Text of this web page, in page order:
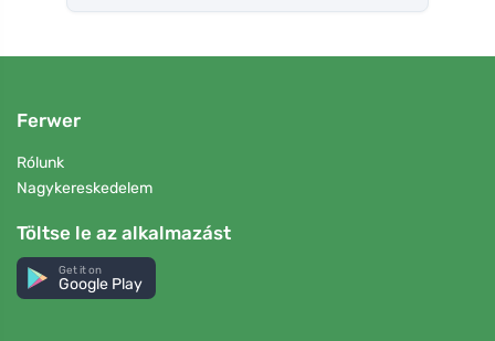
Ferwer
Rólunk
Nagykereskedelem
Töltse le az alkalmazást
Get it on
Google Play